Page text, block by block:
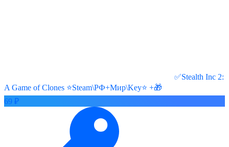
✅Stealth Inc 2:
A Game of Clones ⭐Steam\РФ+Мир\Key⭐ +🎁
69 ₽